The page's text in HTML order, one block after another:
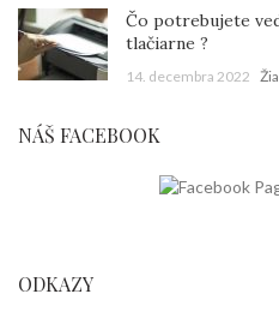
Čo potrebujete
tlačiarne ?
14. decembra 2022
NÁŠ FACEBOOK
ODKAZY